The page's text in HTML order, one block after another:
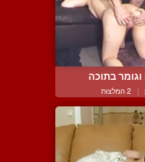
בתוכה
| 2 המלצות